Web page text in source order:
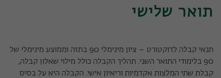
תואר שלישי
תנאי קבלה לדוקטורט – ציון מינימלי 90 בתזה וממוצע מינימלי של
90 בלימודי התואר השני. תהליך הקבלה כולל מילוי שאלון קבלה,
קבלת שתי המלצות אקדמיות וריאיון אישי. הקבלה היא על בסיס